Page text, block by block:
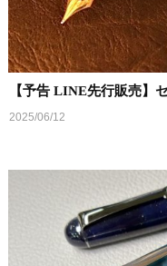
【予告 LINE先行販売】
2025/06/12